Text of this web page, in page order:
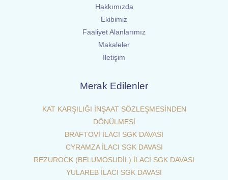
Hakkımızda
Ekibimiz
Faaliyet Alanlarımız
Makaleler
İletişim
Merak Edilenler
KAT KARŞILIĞI İNŞAAT SÖZLEŞMESİNDEN
DÖNÜLMESİ
BRAFTOVİ İLACI SGK DAVASI
CYRAMZA İLACI SGK DAVASI
REZUROCK (BELUMOSUDİL) İLACI SGK DAVASI
YULAREB İLACI SGK DAVASI